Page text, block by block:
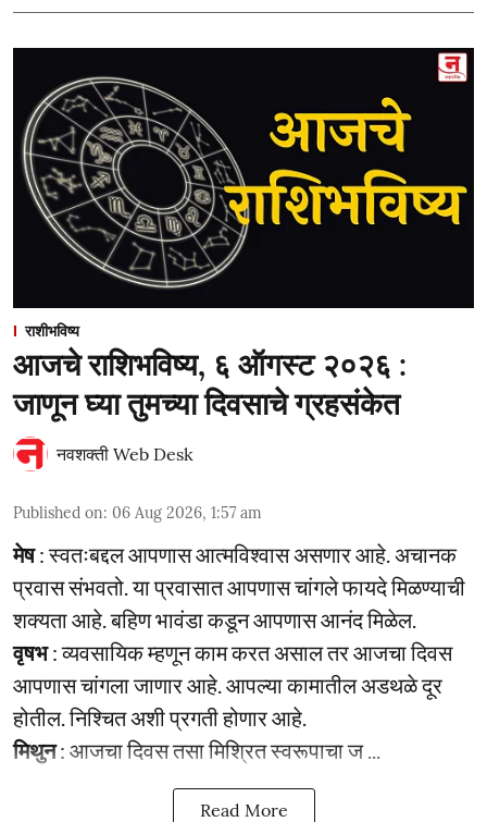
राशीभविष्य
आजचे राशिभविष्य, ६ ऑगस्ट २०२६ :
जाणून घ्या तुमच्या दिवसाचे ग्रहसंकेत
नवशक्ती Web Desk
Published on: 06 Aug 2026, 1:57 am
मेष: स्वतःबद्दल आपणास आत्मविश्वास असणार आहे. अचानक
प्रवास संभवतो. या प्रवासात आपणास चांगले फायदे मिळण्याची
शक्यता आहे. बहिण भावंडा कडून आपणास आनंद मिळेल.
वृषभ: व्यवसायिक म्हणून काम करत असाल तर आजचा दिवस
आपणास चांगला जाणार आहे. आपल्या कामातील अडथळे दूर
होतील. निश्चित अशी प्रगती होणार आहे.
मिथुन: आजचा दिवस तसा मिश्रित स्वरूपाचा ज ...
Read More